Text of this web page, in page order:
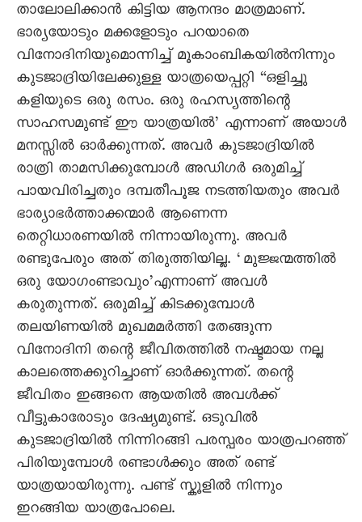
താലോലിക്കാൻ കിട്ടിയ ആനന്ദം മാത്രമാണ്.
ഭാര്യയോടും മക്കളോടും പറയാതെ
വിനോദിനിയുമൊന്നിച്ച് മൂകാംബികയിൽനിന്നും
കുടജാദ്രിയിലേക്കുള്ള യാത്രയെപ്പറ്റി “ഒളിച്ചു
കളിയുടെ ഒരു രസം. ഒരു രഹസ്യത്തിന്റെ
സാഹസമുണ്ട് ഈ യാത്രയിൽ’ എന്നാണ് അയാൾ
മനസ്സിൽ ഓർക്കുന്നത്. അവർ കുടജാദ്രിയിൽ
രാത്രി താമസിക്കുമ്പോൾ അഡിഗർ ഒരുമിച്ച്
പായവിരിച്ചതും ദമ്പതീപൂജ നടത്തിയതും അവർ
ഭാര്യാഭർത്താക്കന്മാർ ആണെന്ന
തെറ്റിധാരണയിൽ നിന്നായിരുന്നു. അവർ
രണ്ടുപേരും അത് തിരുത്തിയില്ല. ‘മുജ്ജന്മത്തിൽ
ഒരു യോഗംണ്ടാവും’എന്നാണ് അവൾ
കരുതുന്നത്. ഒരുമിച്ച് കിടക്കുമ്പോൾ
തലയിണയിൽ മുഖമമർത്തി തേങ്ങുന്ന
വിനോദിനി തന്റെ ജീവിതത്തിൽ നഷ്ടമായ നല്ല
കാലത്തെക്കുറിച്ചാണ് ഓർക്കുന്നത്. തന്റെ
ജീവിതം ഇങ്ങനെ ആയതിൽ അവൾക്ക്
വീട്ടുകാരോടും ദേഷ്യമുണ്ട്. ഒടുവിൽ
കുടജാദ്രിയിൽ നിന്നിറങ്ങി പരസ്പരം യാത്രപറഞ്ഞ്
പിരിയുമ്പോൾ രണ്ടാൾക്കും അത് രണ്ട്
യാത്രയായിരുന്നു. പണ്ട് സ്കൂളിൽ നിന്നും
ഇറങ്ങിയ യാത്രപോലെ.